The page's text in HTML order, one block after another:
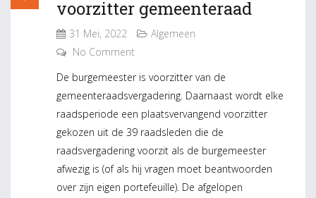
voorzitter gemeenteraad
31 Mei, 2022
Algemeen
No Comment
De burgemeester is voorzitter van de
gemeenteraadsvergadering. Daarnaast wordt elke
raadsperiode een plaatsvervangend voorzitter
gekozen uit de 39 raadsleden die de
raadsvergadering voorzit als de burgemeester
afwezig is (of als hij vragen moet beantwoorden
over zijn eigen portefeuille). De afgelopen